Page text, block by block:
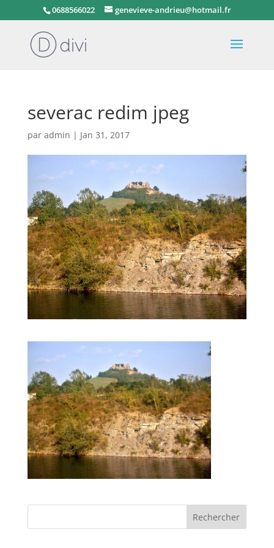
0688566022 genevieve-andrieu@hotmail.fr
severac redim jpeg
par admin | Jan 31, 2017